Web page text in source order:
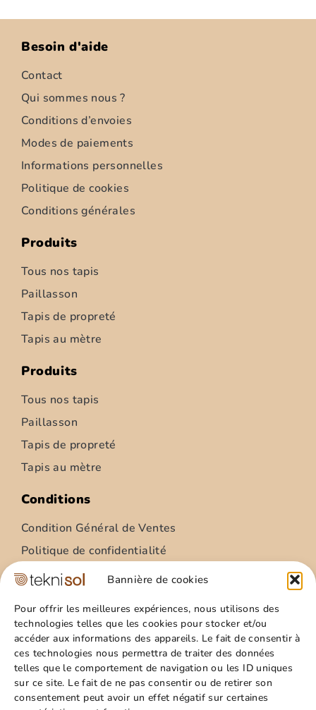
Bannière de cookies
Pour offrir les meilleures expériences, nous utilisons des
technologies telles que les cookies pour stocker et/ou
accéder aux informations des appareils. Le fait de consentir à
ces technologies nous permettra de traiter des données
telles que le comportement de navigation ou les ID uniques
sur ce site. Le fait de ne pas consentir ou de retirer son
consentement peut avoir un effet négatif sur certaines
Besoin d'aide
Contact
Qui sommes nous ?
Conditions d’envoies
Modes de paiements
Informations personnelles
Politique de cookies
Conditions générales
Produits
Tous nos tapis
Paillasson
Tapis de propreté
Tapis au mètre
Produits
Tous nos tapis
Paillasson
Tapis de propreté
Tapis au mètre
Conditions
Condition Général de Ventes
Politique de confidentialité
Condition Général Utilisation
Site
Qui sommes nous ?
Guide pratique
Favoris